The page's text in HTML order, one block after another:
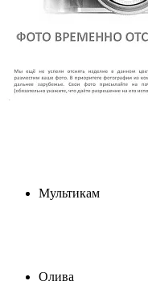
Мультикам
Олива